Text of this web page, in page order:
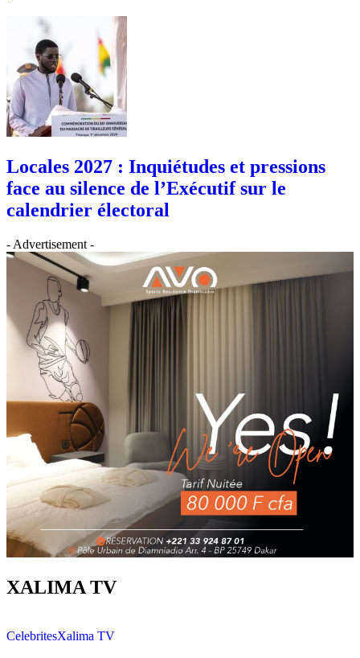
Locales 2027 : Inquiétudes et pressions
face au silence de l’Exécutif sur le
calendrier électoral
- Advertisement -
XALIMA TV
CelebritesXalima TV